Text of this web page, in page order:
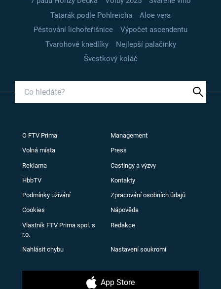
Tatarák podle Pohlreicha
Aloe vera
Pěstování lichořeřišnice
Výpočet ascendentu
Tvarohové knedlíky
Nejlepší palačinky
Švestkový koláč
O FTV Prima Management
Volná místa Press
Reklama Castingy a výzvy
HbbTV Kontakty
Podmínky užívání Zpracování osobních údajů
Cookies Nápověda
Vlastník FTV Prima spol. s
r.o.
Redakce
Nahlásit chybu Nastavení soukromí
App Store